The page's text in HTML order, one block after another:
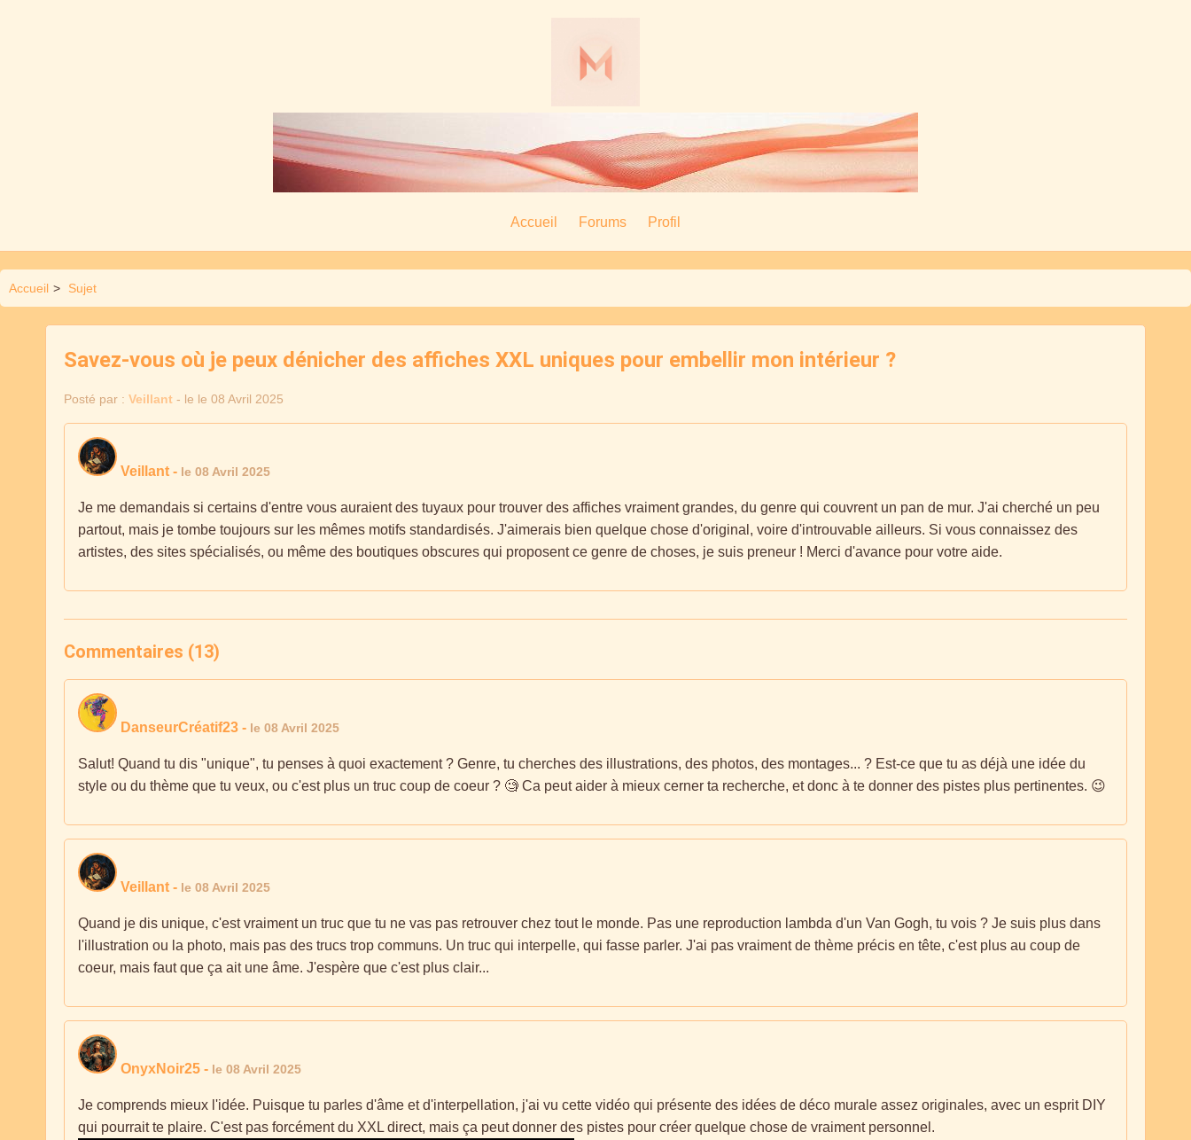
Accueil Forums Profil
Accueil > Sujet
Savez-vous où je peux dénicher des affiches XXL uniques pour embellir mon intérieur ?
Posté par : Veillant - le le 08 Avril 2025
Veillant - le 08 Avril 2025
Je me demandais si certains d'entre vous auraient des tuyaux pour trouver des affiches vraiment grandes, du genre qui couvrent un pan de mur. J'ai cherché un peu
partout, mais je tombe toujours sur les mêmes motifs standardisés. J'aimerais bien quelque chose d'original, voire d'introuvable ailleurs. Si vous connaissez des
artistes, des sites spécialisés, ou même des boutiques obscures qui proposent ce genre de choses, je suis preneur ! Merci d'avance pour votre aide.
Commentaires (13)
DanseurCréatif23 - le 08 Avril 2025
Salut! Quand tu dis "unique", tu penses à quoi exactement ? Genre, tu cherches des illustrations, des photos, des montages... ? Est-ce que tu as déjà une idée du
style ou du thème que tu veux, ou c'est plus un truc coup de coeur ? 🧐 Ca peut aider à mieux cerner ta recherche, et donc à te donner des pistes plus pertinentes. 😉
Veillant - le 08 Avril 2025
Quand je dis unique, c'est vraiment un truc que tu ne vas pas retrouver chez tout le monde. Pas une reproduction lambda d'un Van Gogh, tu vois ? Je suis plus dans
l'illustration ou la photo, mais pas des trucs trop communs. Un truc qui interpelle, qui fasse parler. J'ai pas vraiment de thème précis en tête, c'est plus au coup de
coeur, mais faut que ça ait une âme. J'espère que c'est plus clair...
OnyxNoir25 - le 08 Avril 2025
Je comprends mieux l'idée. Puisque tu parles d'âme et d'interpellation, j'ai vu cette vidéo qui présente des idées de déco murale assez originales, avec un esprit DIY
qui pourrait te plaire. C'est pas forcément du XXL direct, mais ça peut donner des pistes pour créer quelque chose de vraiment personnel.